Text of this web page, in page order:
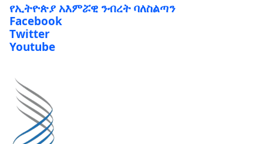
የኢትዮጵያ አእምሯዊ ንብረት ባለስልጣን
Facebook
Twitter
Youtube